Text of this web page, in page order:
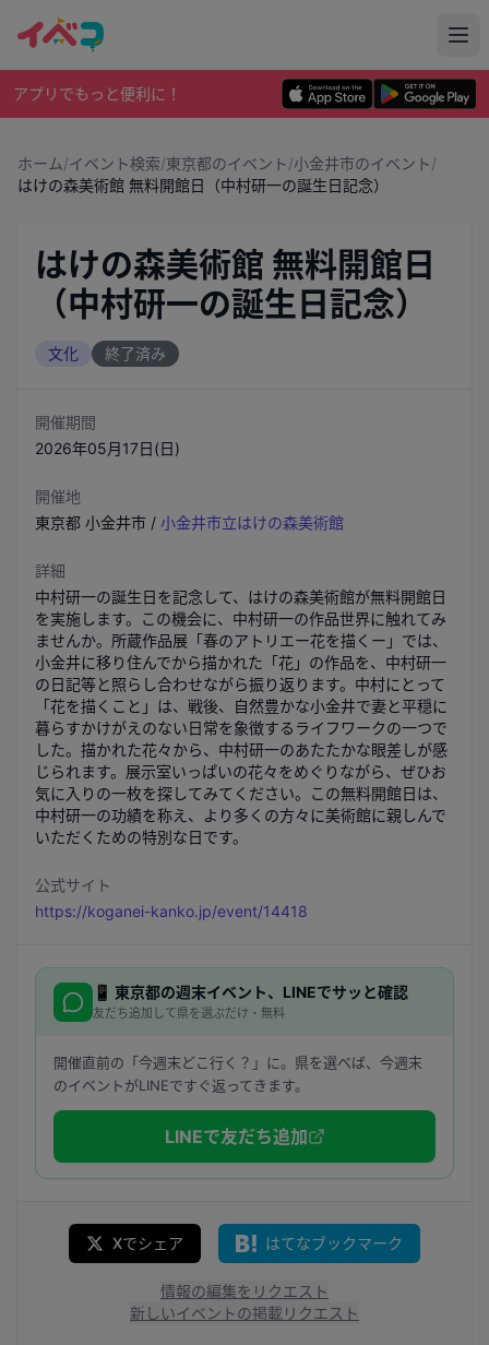
アプリでもっと便利に！
ホーム/イベント検索/東京都のイベント/小金井市のイベント/
はけの森美術館 無料開館日（中村研一の誕生日記念）
はけの森美術館 無料開館日
（中村研一の誕生日記念）
文化 終了済み
開催期間
2026年05月17日(日)
開催地
東京都 小金井市 / 小金井市立はけの森美術館
詳細
中村研一の誕生日を記念して、はけの森美術館が無料開館日
を実施します。この機会に、中村研一の作品世界に触れてみ
ませんか。所蔵作品展「春のアトリエー花を描くー」では、
小金井に移り住んでから描かれた「花」の作品を、中村研一
の日記等と照らし合わせながら振り返ります。中村にとって
「花を描くこと」は、戦後、自然豊かな小金井で妻と平穏に
暮らすかけがえのない日常を象徴するライフワークの一つで
した。描かれた花々から、中村研一のあたたかな眼差しが感
じられます。展示室いっぱいの花々をめぐりながら、ぜひお
気に入りの一枚を探してみてください。この無料開館日は、
中村研一の功績を称え、より多くの方々に美術館に親しんで
いただくための特別な日です。
公式サイト
https://koganei-kanko.jp/event/14418
📱 東京都の週末イベント、LINEでサッと確認
友だち追加して県を選ぶだけ・無料
開催直前の「今週末どこ行く？」に。県を選べば、今週末
のイベントがLINEですぐ返ってきます。
LINEで友だち追加
Xでシェア はてなブックマーク
情報の編集をリクエスト
新しいイベントの掲載リクエスト